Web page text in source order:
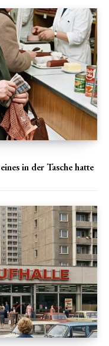
in der Tasche hatte